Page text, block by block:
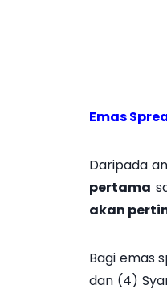
Emas
Daripada
pertama
akan
Bagi emas
dan (4)